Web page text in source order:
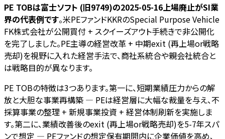
PE TOBは富士ソフト (旧9749)の2025-05-16上場廃止がSI業
界の代表例です。米PEファンドKKRのSpecial Purpose Vehicle
FK株式会社が公開買付 + スクイーズアウト手続きで非公開化
を完了しました。PE主導の経営改革 + 中期exit (再上場or戦略
売却)を視野に入れた経営手法で、商社系統合や親会社統合と
は戦略目的が異なります。
PE TOBの特徴は3つあります。第一に、短期業績圧力からの解
放と大胆な事業再構築 — PEは経営層に大幅な裁量を与え、不
採算事業の整理 + 新規事業投資 + 経営体制刷新を実施しま
す。第二に、業績改善後のexit (再上場or戦略売却)を5-7年スパ
ンで想定 — PEファンドの想定保有期間内に企業価値を高め、